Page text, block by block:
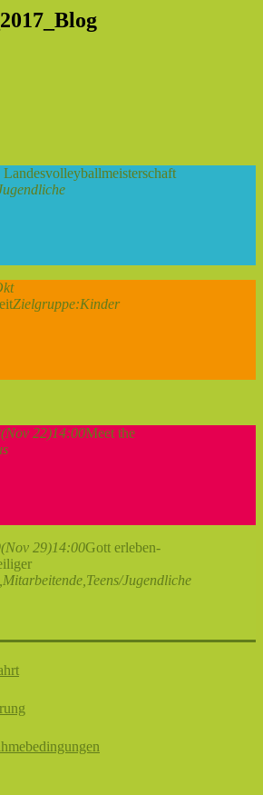
Zielgruppe:Kinder
(Nov 22)14:00Meet the
(Nov 29)14:00Gott erleben-
Mitarbeitende, Teens/Jugendliche